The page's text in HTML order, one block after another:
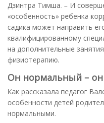
Дзинтра Тимша. – И
«особенность» ребенка
садика может направить
квалифицированному
на дополнительные
физиотерапию.
Он нормальный – он
Как рассказала педагог
особенности детей
нормальными.